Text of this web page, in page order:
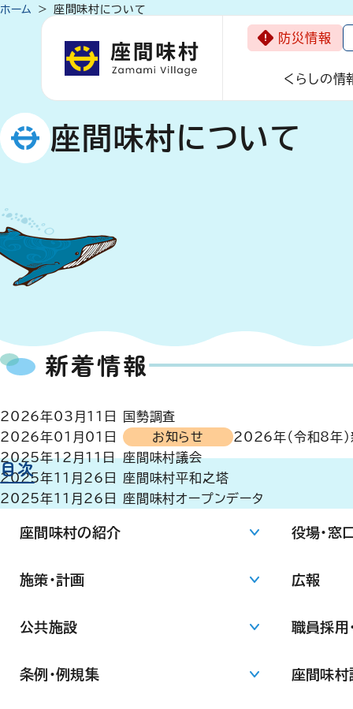
防災情報
くらしの情
ホーム 座間味村について
座間味村について
新着情報
2026年03月11日
国勢調査
2026年01月01日
お知らせ
2026年（令和8年
2025年12月11日 座間味村議会
2025年11月26日
座間味村平和之塔
2025年11月26日
座間味村オープンデータ
目次
座間味村の紹介 役場・窓
施策・計画 広報
公共施設 職員採用
条例・例規集 座間味村